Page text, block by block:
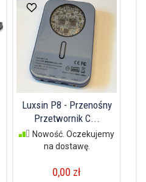
Luxsin P8 - Przenośny
Przetwornik C...
Nowość. Oczekujemy
na dostawę.
0,00 zł